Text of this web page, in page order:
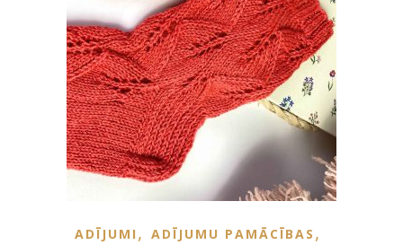
ADĪJUMI , ADĪJUMU PAMĀCĪBAS ,